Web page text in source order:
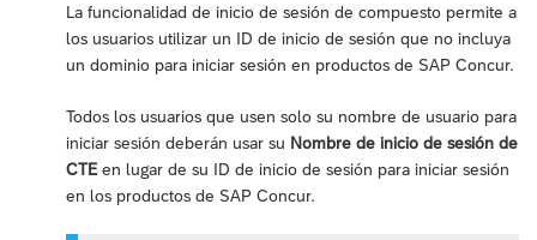
La funcionalidad de inicio de sesión de compuesto permite a
los usuarios utilizar un ID de inicio de sesión que no incluya
un dominio para iniciar sesión en productos de SAP Concur.
Todos los usuarios que usen solo su nombre de usuario para
iniciar sesión deberán usar su Nombre de inicio de sesión de
CTEen lugar de su ID de inicio de sesión para iniciar sesión
en los productos de SAP Concur.